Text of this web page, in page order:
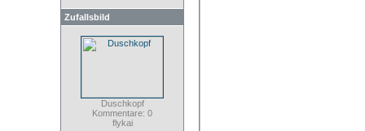
Zufallsbild
Duschkopf
Kommentare: 0
flykai